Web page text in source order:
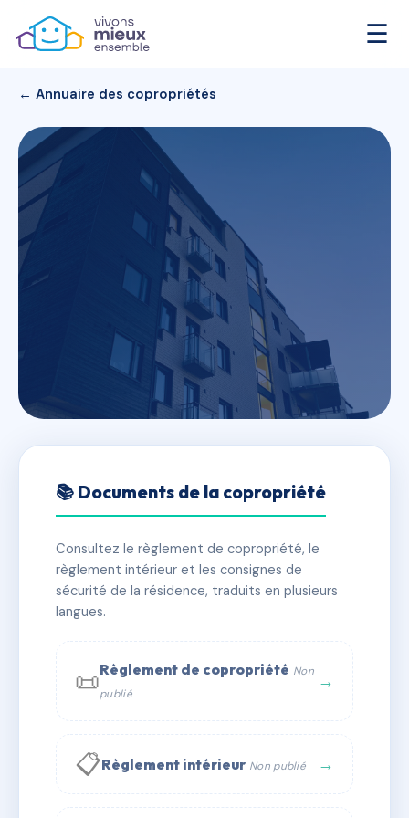
☰
← Annuaire des copropriétés
Entre-Nous
✓ Immatriculée 🏠 8 lots 🏗 1 bâtiment(s)
📞 Contacter Syndic Digital
📚 Documents de la copropriété
Consultez le règlement de copropriété, le
règlement intérieur et les consignes de
sécurité de la résidence, traduits en plusieurs
langues.
📜Règlement de copropriété Non
publié
→
📋Règlement intérieur Non publié →